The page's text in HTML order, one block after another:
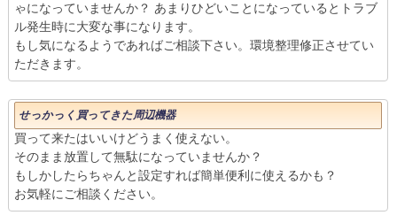
ゃになっていませんか？ あまりひどいことになっているとトラブ
ル発生時に大変な事になります。
もし気になるようであればご相談下さい。環境整理修正させてい
ただきます。
せっかっく買ってきた周辺機器
買って来たはいいけどうまく使えない。
そのまま放置して無駄になっていませんか？
もしかしたらちゃんと設定すれば簡単便利に使えるかも？
お気軽にご相談ください。